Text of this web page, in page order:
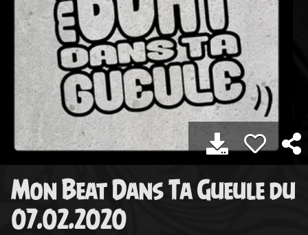
Mon Beat Dans Ta Gueule du
07.02.2020